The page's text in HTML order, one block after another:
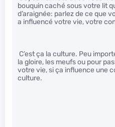
bouquin caché sous votre lit
d’araignée: parlez de ce que
a influencé votre vie, votre
C’est ça la culture. Peu
la gloire, les meufs ou pour
votre vie, si ça influence une
culture.